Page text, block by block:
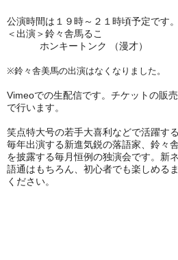
公演時間は１９時～２１時頃予定です。
＜出演＞鈴々舎馬るこ
ホンキートンク （漫才）
※鈴々舎美馬の出演はなくなりました。
Vimeoでの生配信です。 チケットの販
で行います。
笑点特大号の若手大喜利などで活躍す
毎年出演する新進気鋭の落語家、鈴々
を披露する毎月恒例の独演会です。新
語通はもちろん、初心者でも楽しめる
ください。